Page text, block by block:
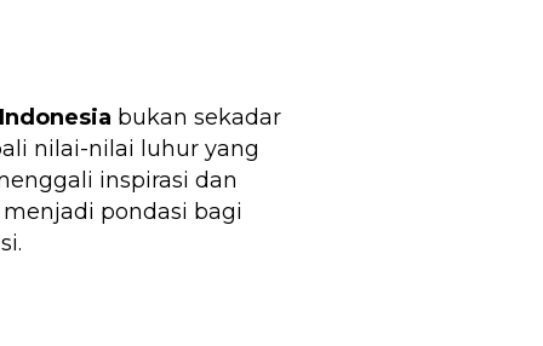
bukan sekadar
nilai-nilai luhur yang
inspirasi dan
pondasi bagi